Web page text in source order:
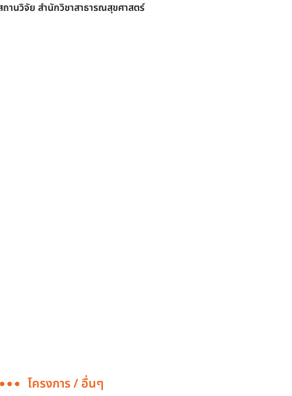
ถานวิจัย สำนักวิชาสาธารณสุขศาสตร์
โครงการ / อื่นๆ